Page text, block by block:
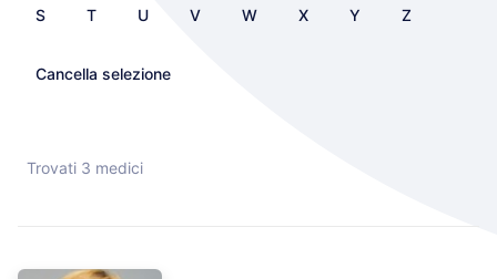
S T U V W X Y Z
Cancella selezione
Trovati 3 medici